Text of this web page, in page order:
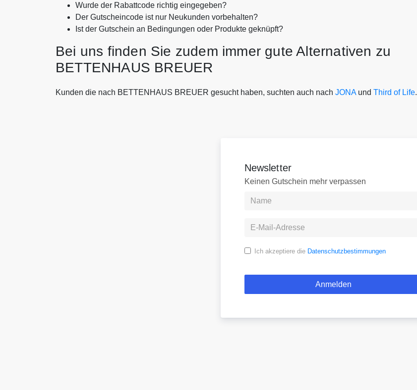
Wurde der Rabattcode richtig eingegeben?
Der Gutscheincode ist nur Neukunden vorbehalten?
Ist der Gutschein an Bedingungen oder Produkte geknüpft?
Bei uns finden Sie zudem immer gute Alternativen zu
BETTENHAUS BREUER
Kunden die nach BETTENHAUS BREUER gesucht haben, suchten auch nach JONAund Third of Life.
Newsletter
Keinen Gutschein mehr verpassen
Ich akzeptiere die Datenschutzbestimmungen